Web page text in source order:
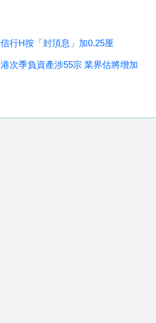
信行H按「封頂息」加0.25厘
港次季負資產涉55宗 業界估將增加